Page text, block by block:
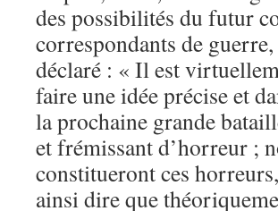
des possibilités du futur
correspondants de
déclaré : « Il est
faire une idée précise et
la prochaine grande
et frémissant d’horreur ;
constitueront ces
ainsi dire que